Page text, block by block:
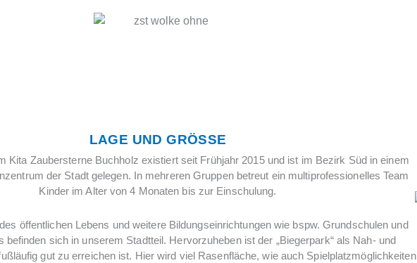
DUISBURG BUCHHOLZ
LAGE UND GRÖSSE
Kita Zaubersterne Buchholz existiert seit Frühjahr 2015 und ist im Bezirk Süd in einem
der Stadt gelegen. In mehreren Gruppen betreut ein multiprofessionelles Team
Kinder im Alter von 4 Monaten bis zur Einschulung.
öffentlichen Lebens und weitere Bildungseinrichtungen wie bspw. Grundschulen und
befinden sich in unserem Stadtteil. Hervorzuheben ist der „Biegerpark“ als Nah- und
gut zu erreichen ist. Hier wird viel Rasenfläche, wie auch Spielplatzmöglichkeiten